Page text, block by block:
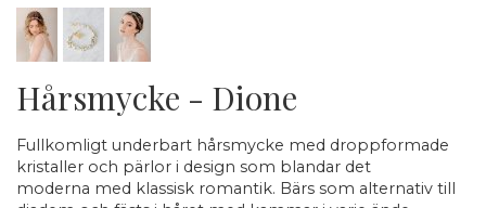
Hårsmycke - Dione
Fullkomligt underbart hårsmycke med droppformade
kristaller och pärlor i design som blandar det
moderna med klassisk romantik. Bärs som alternativ till